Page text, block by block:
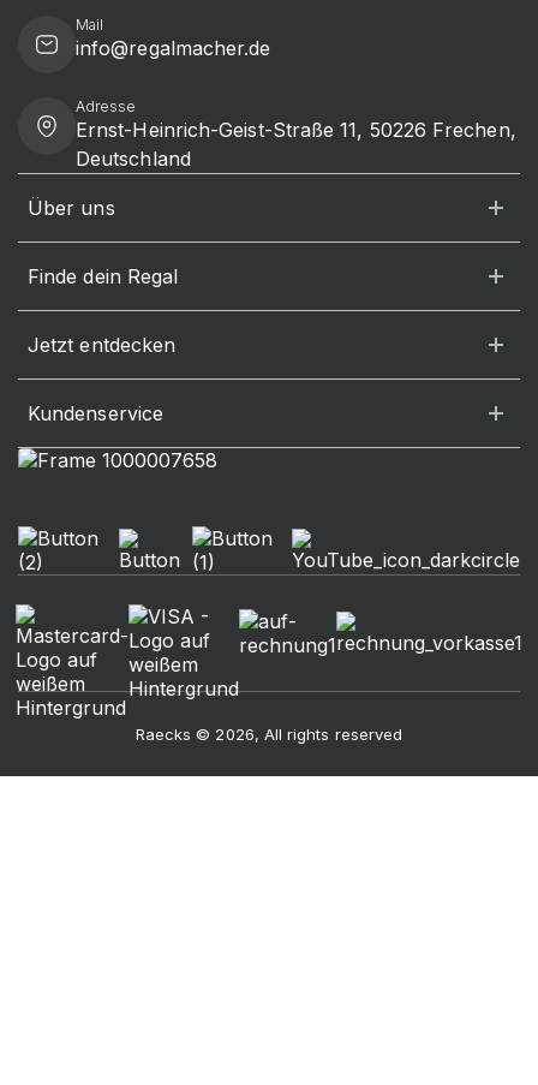
Mail
info@regalmacher.de
Adresse
Ernst-Heinrich-Geist-Straße 11, 50226 Frechen,
Deutschland
Über uns
Finde dein Regal
Jetzt entdecken
Kundenservice
Raecks © 2026, All rights reserved